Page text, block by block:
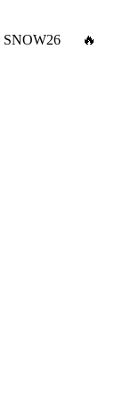
SNOW26 🔥